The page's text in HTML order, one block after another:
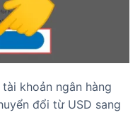
khoản ngân hàng
đổi từ USD sang